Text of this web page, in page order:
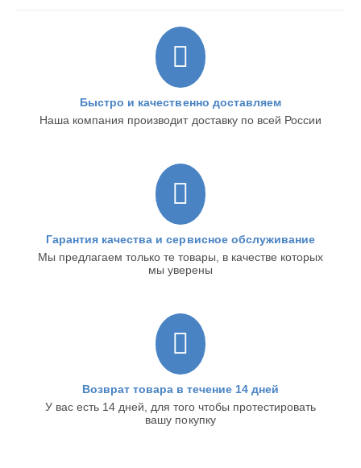
Быстро и качественно доставляем
Наша компания производит доставку по всей России
Гарантия качества и сервисное обслуживание
Мы предлагаем только те товары, в качестве которых
мы уверены
Возврат товара в течение 14 дней
У вас есть 14 дней, для того чтобы протестировать
вашу покупку